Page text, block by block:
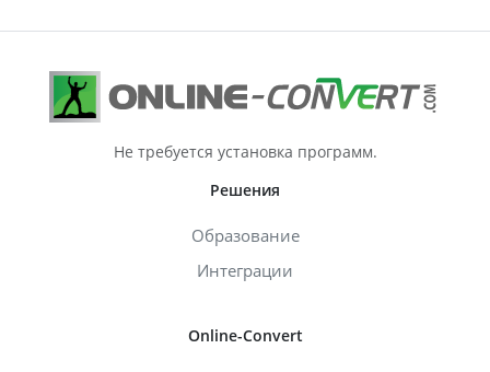
Не требуется установка программ.
Решения
Образование
Интеграции
Online-Convert